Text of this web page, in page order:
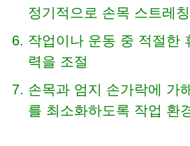
정기적으로 손목 스트레
작업이나 운동 중 적절한
력을 조절
손목과 엄지 손가락에 가
를 최소화하도록 작업 환